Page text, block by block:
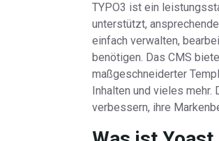
TYPO3 ist ein
unterstützt,
einfach verwalten,
benötigen. Das CMS
maßgeschneiderter
Inhalten und vieles mehr.
verbessern, ihre